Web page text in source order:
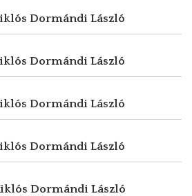
Dormándi László
Dormándi László
Dormándi László
Dormándi László
Dormándi László